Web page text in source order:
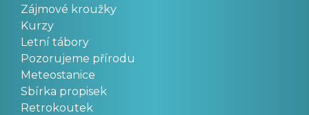
Zájmové kroužky
Kurzy
Letní tábory
Pozorujeme přírodu
Meteostanice
Sbírka propisek
Retrokoutek